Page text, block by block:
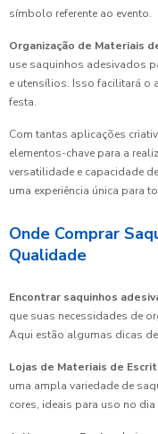
símbolo referente ao evento.
Organização de Materiais
use saquinhos adesivados
e utensílios. Isso facilitará o
festa.
Com tantas aplicações
elementos-chave para a
versatilidade e capacidade
uma experiência única para
Onde Comprar
Qualidade
Encontrar saquinhos
que suas necessidades de
Aqui estão algumas dicas
Lojas de Materiais de
uma ampla variedade de
cores, ideais para uso no